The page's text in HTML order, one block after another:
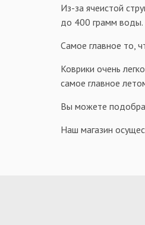
Из-за ячеистой
до 400 грамм воды.
Самое главное то,
Коврики очень
самое главное
Вы можете
Наш магазин